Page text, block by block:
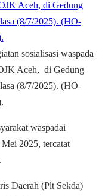
sosialisasi waspada
Aceh, di Gedung
(8/7/2025). (HO-
waspadai
2025, tercatat
Daerah (Plt Sekda)